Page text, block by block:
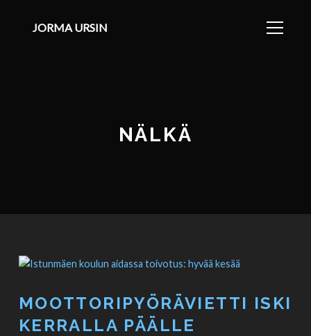
JORMA URSIN
NÄLKÄ
MOOTTORIPYÖRÄVIETTI ISKI
KERRALLA PÄÄLLE